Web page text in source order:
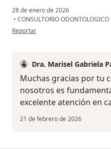
28 de enero de 2026
• CONSULTORIO ODONTOLOGICO
en opinión del usuario P.M
Reportar
Dra. Marisel Gabriela
Muchas gracias por tu
nosotros es
excelente atención en
21 de febrero de 2026